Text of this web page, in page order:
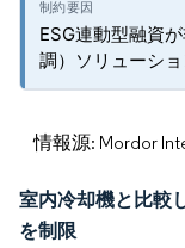
ESG連動型融資
調）ソリューシ
情報源: Mordor
室内冷却機と比較
を制限